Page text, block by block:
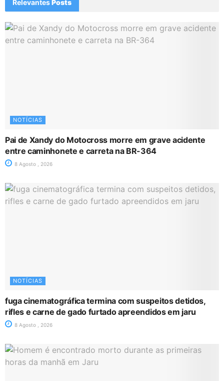
RelevantesPosts
NOTÍCIAS
Pai de Xandy do Motocross morre em grave acidente
entre caminhonete e carreta na BR-364
8 Agosto , 2026
NOTÍCIAS
fuga cinematográfica termina com suspeitos detidos,
rifles e carne de gado furtado apreendidos em jaru
8 Agosto , 2026